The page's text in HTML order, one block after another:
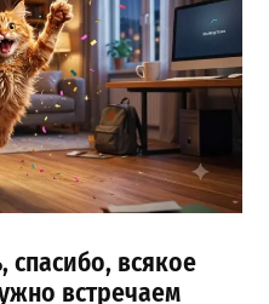
всякое
встречаем